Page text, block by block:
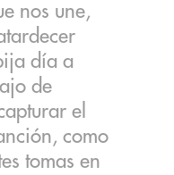
nos une,
día a
de
el
como
tomas en